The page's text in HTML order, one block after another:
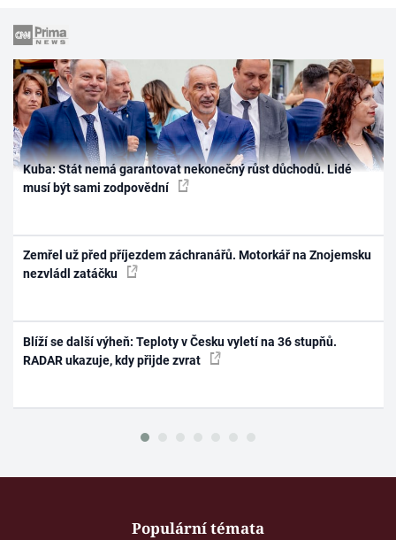
Kuba: Stát nemá garantovat nekonečný růst důchodů. Lidé
musí být sami zodpovědní
Zemřel už před příjezdem záchranářů. Motorkář na Znojemsku
nezvládl zatáčku
Blíží se další výheň: Teploty v Česku vyletí na 36 stupňů.
RADAR ukazuje, kdy přijde zvrat
Populární témata